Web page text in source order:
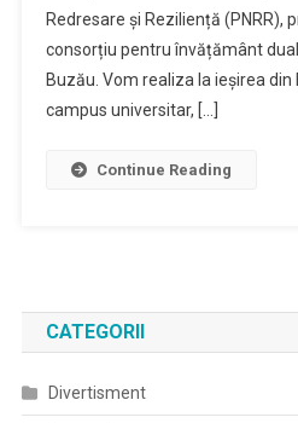
Redresare și Reziliență (PNRR),
consorțiu pentru învățământ
Buzău. Vom realiza la ieșirea
campus universitar, […]
Continue Reading
CATEGORII
Divertisment